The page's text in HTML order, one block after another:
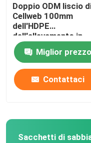
Doppio ODM liscio
Cellweb 100mm
dell'HDPE
dell'allevamento in
batteria
Miglior prezzo
Contattaci
Sacchetti di